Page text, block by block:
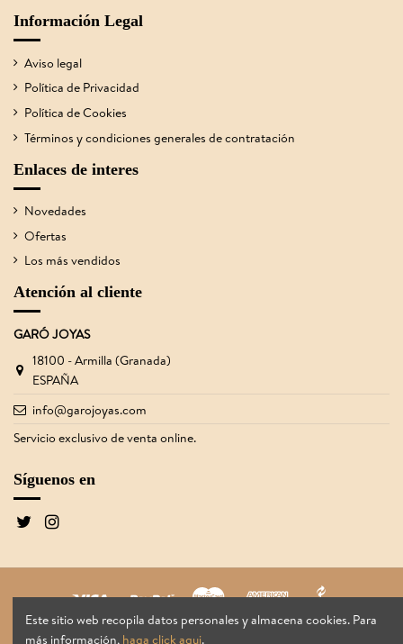
Información Legal
Aviso legal
Política de Privacidad
Política de Cookies
Términos y condiciones generales de contratación
Enlaces de interes
Novedades
Ofertas
Los más vendidos
Atención al cliente
GARÓ JOYAS
18100 - Armilla (Granada)
ESPAÑA
info@garojoyas.com
Servicio exclusivo de venta online.
Síguenos en
Garó Joyas®2026
Este sitio web recopila datos personales y almacena cookies. Para
más información, haga click aqui.